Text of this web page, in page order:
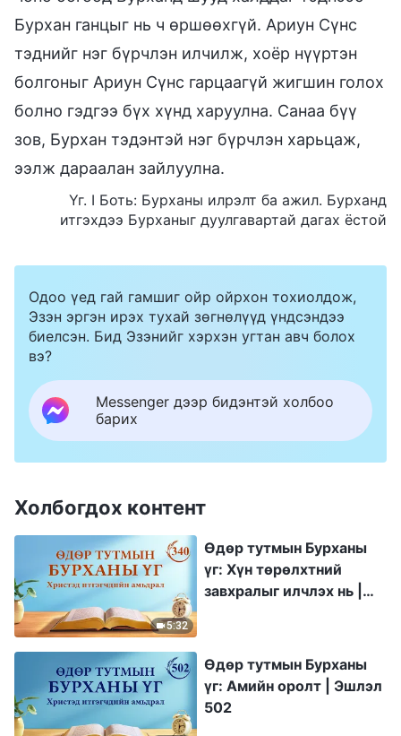
Бурхан ганцыг нь ч өршөөхгүй. Ариун Сүнс
тэднийг нэг бүрчлэн илчилж, хоёр нүүртэн
болгоныг Ариун Сүнс гарцаагүй жигшин голох
болно гэдгээ бүх хүнд харуулна. Санаа бүү
зов, Бурхан тэдэнтэй нэг бүрчлэн харьцаж,
ээлж дараалан зайлуулна.
Үг. I Боть: Бурханы илрэлт ба ажил. Бурханд
итгэхдээ Бурханыг дуулгавартай дагах ёстой
Одоо үед гай гамшиг ойр ойрхон тохиолдож,
Эзэн эргэн ирэх тухай зөгнөлүүд үндсэндээ
биелсэн. Бид Эзэнийг хэрхэн угтан авч болох
вэ?
Messenger дээр бидэнтэй холбоо
барих
Холбогдох контент
5:32
Өдөр тутмын Бурханы
үг: Хүн төрөлхтний
завхралыг илчлэх нь |
Өдөр тутмын Бурханы
үг: Амийн оролт | Эшлэл
502